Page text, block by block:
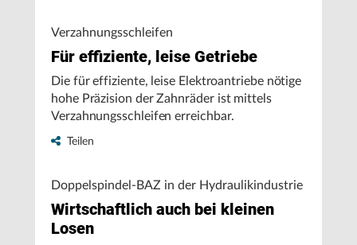
Verzahnungsschleifen
Für effiziente, leise Getriebe
Die für effiziente, leise Elektroantriebe nötige
hohe Präzision der Zahnräder ist mittels
Verzahnungsschleifen erreichbar.
Teilen
Doppelspindel-BAZ in der Hydraulikindustrie
Wirtschaftlich auch bei kleinen
Losen